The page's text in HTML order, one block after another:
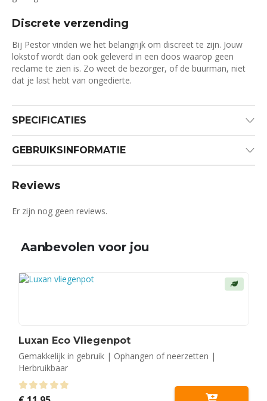
Discrete verzending
Bij Pestor vinden we het belangrijk om discreet te zijn. Jouw
lokstof wordt dan ook geleverd in een doos waarop geen
reclame te zien is. Zo weet de bezorger, of de buurman, niet
dat je last hebt van ongedierte.
SPECIFICATIES
GEBRUIKSINFORMATIE
Reviews
Er zijn nog geen reviews.
Aanbevolen voor jou
Luxan Eco Vliegenpot
Gemakkelijk in gebruik | Ophangen of neerzetten |
Herbruikbaar
0 out of 5